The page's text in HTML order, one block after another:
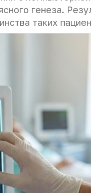
генеза.
таких